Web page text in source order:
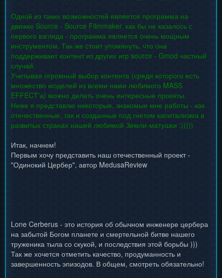
Одной из таких возможностей является программа на
движке Source - Source Filmmaker. как бы не казалось с
первого взгляда - программа является очень мощным
инструментом. Так-же стоит упомянуть, что она
поддерживает контент из других игр source - Gmod частный
случай.
Учитывая огромный выбор контента (среди которого есть
множество моделей из всеми нами любимого MASS
EFFECT'а) можно делать очень интересные проекты.
Ниже я представлю некоторые, знакомые мне работы - как
отечественные, так и созданные под гнетом капитализма в
развитых странах нашей любимой Земли-матушки :)))))
Итак, начнем!
Первым хочу представить наш отечественный проект -
"Одинокий Цербер", автор MedusaReview
Lone Cerberus - это история об обычном инженере цербера
на забытой Богом планете и смертельной битве нашего
труженика тыла со скукой, и последствия этой борьбы )))
Так же хочется отметить качество, продуманность и
завершенность эпизодов. В общем, смотреть обязательно!